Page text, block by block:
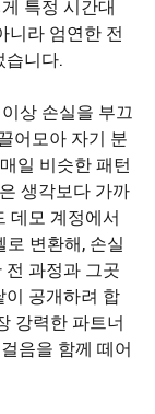
특정 시간대
니라 엄연한 전
습니다.
상 손실을 부끄
어모아 자기 분
일 비슷한 패턴
생각보다 가까
데모 계정에서
변환해, 손실
과정과 그곳
이 공개하려 합
강력한 파트너
음을 함께 떼어